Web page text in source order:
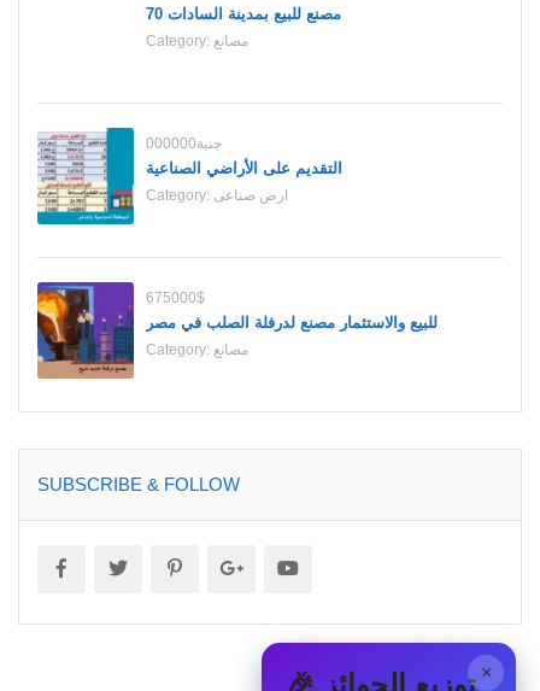
70 مصنع للبيع بمدينة السادات
Category: مصانع
000000جنية
التقديم على الأراضي الصناعية
Category: ارض صناعى
675000$
للبيع والاستثمار مصنع لدرفلة الصلب في مصر
Category: مصانع
SUBSCRIBE & FOLLOW
× 🎉 توزيع الجوائز